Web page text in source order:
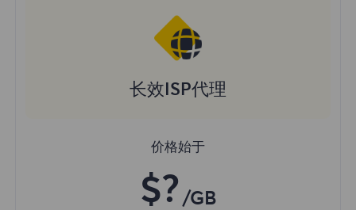
长效ISP代理
价格始于
$? /GB